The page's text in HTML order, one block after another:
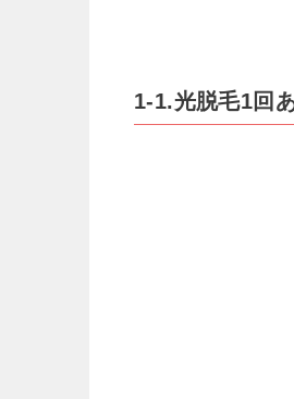
1-1.光脱毛1回